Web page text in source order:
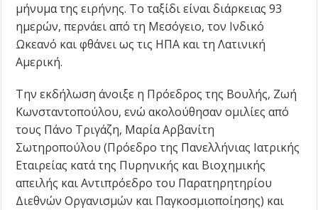
μήνυμα της ειρήνης. Το ταξίδι είναι διάρκειας 93
ημερών, περνάει από τη Μεσόγειο, τον Ινδικό
Ωκεανό και φθάνει ως τις ΗΠΑ και τη Λατινική
Αμερική.
Την εκδήλωση άνοιξε η Πρόεδρος της Βουλής, Ζωή
Κωνσταντοπούλου, ενώ ακολούθησαν ομιλίες από
τους Πάνο Τριγάζη, Μαρία Αρβανίτη
Σωτηροπούλου (Πρόεδρο της Πανελλήνιας Ιατρικής
Εταιρείας κατά της Πυρηνικής και Βιοχημικής
απειλής και Αντιπρόεδρο του Παρατηρητηρίου
Διεθνών Οργανισμών και Παγκοσμιοποίησης) και